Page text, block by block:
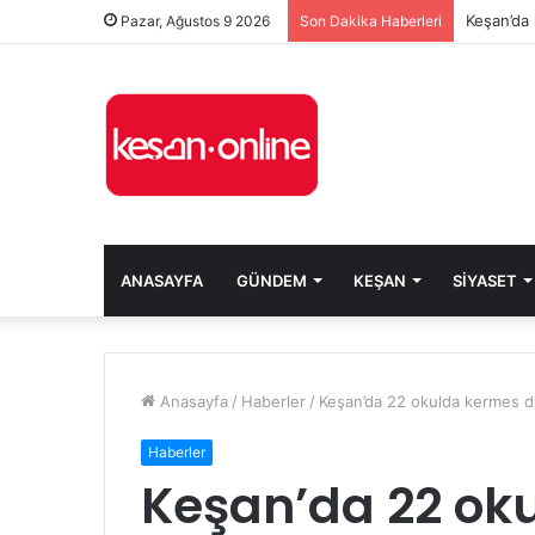
Pazar, Ağustos 9 2026 Son Dakika Haberleri
ANASAYFA GÜNDEM KEŞAN SIYASET
Anasayfa / Haberler / Keşan’da 22 okulda kermes
Haberler
Keşan’da 22